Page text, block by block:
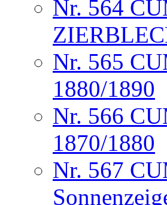
Nr. 564
Nr. 565
1880/1890
Nr. 566
1870/1880
Nr. 567